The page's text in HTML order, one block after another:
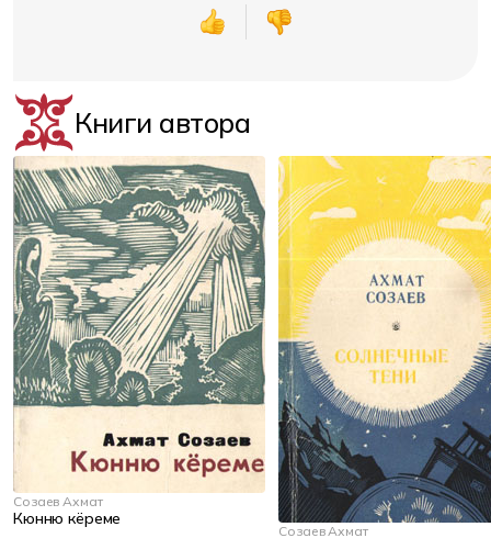
Книги автора
Созаев Ахмат
Кюнню кёреме
Созаев Ахмат